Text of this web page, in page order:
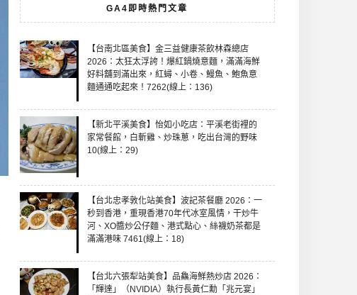
GA4即時熱門文章
【台南北區美食】金三益健康茶飲林森總店
2026：太狂太浮誇！爆紅鍋燒意麵，滿滿海鮮
好料舖到滿出來，紅蟳、小卷、鰻魚、鮑魚意
麵通通吃起來！7262(線上：136)
【新北平溪美食】怡如小吃店：平溪老街裡的
家常餐館，白斬雞、炒珠蔥，吃出台灣的野味
10(線上：29)
【台北忠孝敦化站美食】波記茶餐廳 2026：一
秒到香港，重現香港70年代冰室風情，干炒牛
河、XO醬炒公仔麵、港式點心、絲襪奶茶都是
滿滿港味 7461(線上：18)
【台北六張犁站美食】品鱻海鮮熱炒店 2026：
「輝達」（NVIDIA）執行長黃仁勳「兆元宴」